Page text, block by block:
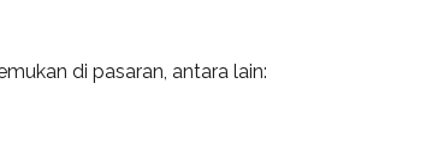
di pasaran, antara lain: